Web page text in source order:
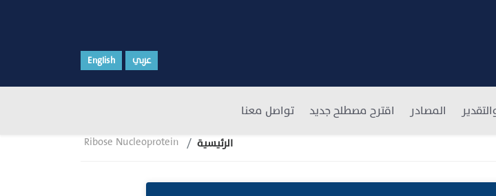
English عربي
المصادر اقترح مصطلح جديد تواصل معنا
Ribose Nucleoprotein الرئيسية